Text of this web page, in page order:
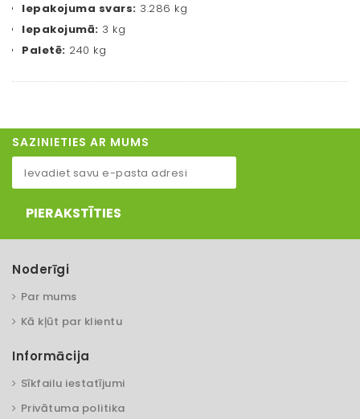
Iepakojuma svars: 3.286 kg
Iepakojumā: 3 kg
Paletē: 240 kg
SAZINIETIES AR MUMS
PIERAKSTĪTIES
Noderīgi
Par mums
Kā kļūt par klientu
Informācija
Sīkfailu iestatījumi
Privātuma politika